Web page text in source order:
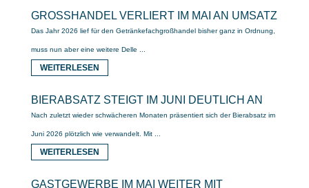
GROSSHANDEL VERLIERT IM MAI AN UMSATZ
Das Jahr 2026 lief für den Getränkefachgroßhandel bisher ganz in Ordnung,
muss nun aber eine weitere Delle ...
WEITERLESEN
BIERABSATZ STEIGT IM JUNI DEUTLICH AN
Nach zuletzt wieder schwächeren Monaten präsentiert sich der Bierabsatz im
Juni 2026 plötzlich wie verwandelt. Mit ...
WEITERLESEN
GASTGEWERBE IM MAI WEITER MIT